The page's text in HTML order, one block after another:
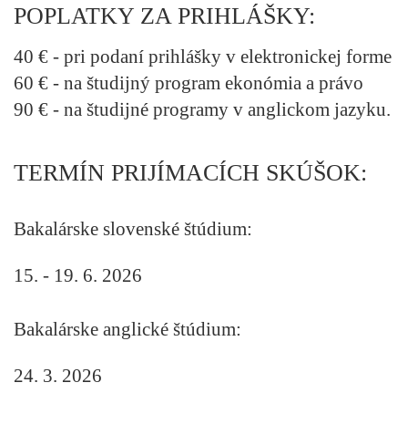
POPLATKY ZA PRIHLÁŠKY:
40 € - pri podaní prihlášky v elektronickej forme
60 € - na študijný program ekonómia a právo
90 € - na študijné programy v anglickom jazyku.
TERMÍN PRIJÍMACÍCH SKÚŠOK:
Bakalárske slovenské štúdium:
15. - 19. 6. 2026
Bakalárske anglické štúdium:
24. 3. 2026